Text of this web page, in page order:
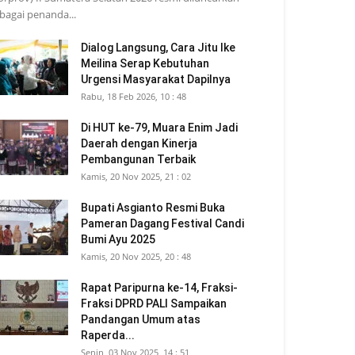
penanda...
Dialog Langsung, Cara Jitu Ike
Meilina Serap Kebutuhan
Urgensi Masyarakat Dapilnya
Rabu, 18 Feb 2026, 10 : 48
Di HUT ke-79, Muara Enim Jadi
Daerah dengan Kinerja
Pembangunan Terbaik
Kamis, 20 Nov 2025, 21 : 02
Bupati Asgianto Resmi Buka
Pameran Dagang Festival Candi
Bumi Ayu 2025
Kamis, 20 Nov 2025, 20 : 48
Rapat Paripurna ke-14, Fraksi-
Fraksi DPRD PALI Sampaikan
Pandangan Umum atas
Raperda...
Senin, 03 Nov 2025, 14 : 51